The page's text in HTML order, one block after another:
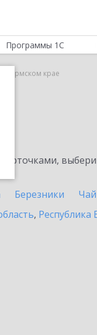
Программы 1С
в Пермском крае
Березники
, Республика